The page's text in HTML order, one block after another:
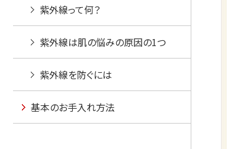
紫外線って何？
紫外線は肌の悩みの原因の1つ
紫外線を防ぐには
基本のお手入れ方法